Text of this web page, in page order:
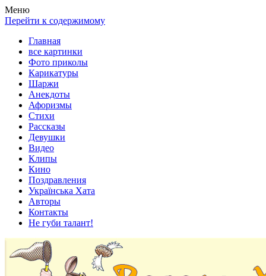
Весела хата — прикольные картинки, смешные истории,
клипы!
Покажем всем ваши фото приколы, карикатуры, шаржи, стихи,
рассказы, видео и песни!
Меню
Перейти к содержимому
Главная
все картинки
Фото приколы
Карикатуры
Шаржи
Анекдоты
Афоризмы
Стихи
Рассказы
Девушки
Видео
Клипы
Кино
Поздравления
Українська Хата
Авторы
Контакты
Не губи талант!